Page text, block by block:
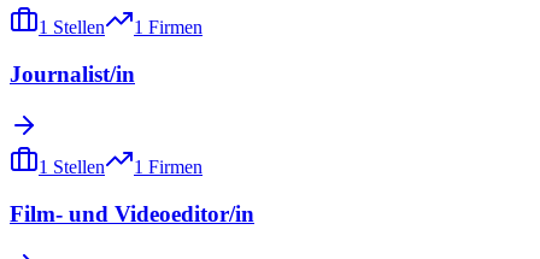
1 Stellen 1 Firmen
Journalist/in
1 Stellen 1 Firmen
Film- und Videoeditor/in